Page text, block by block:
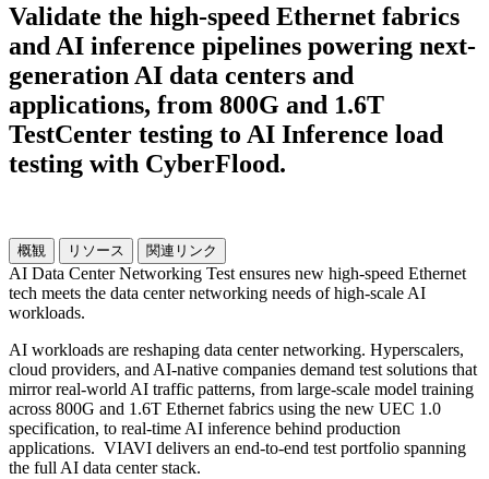
Validate the high-speed Ethernet fabrics
and AI inference pipelines powering next-
generation AI data centers and
applications, from 800G and 1.6T
TestCenter testing to AI Inference load
testing with CyberFlood.
概観 リソース 関連リンク
AI Data Center Networking Test ensures new high-speed Ethernet
tech meets the data center networking needs of high-scale AI
workloads.
AI workloads are reshaping data center networking. Hyperscalers,
cloud providers, and AI-native companies demand test solutions that
mirror real-world AI traffic patterns, from large-scale model training
across 800G and 1.6T Ethernet fabrics using the new UEC 1.0
specification, to real-time AI inference behind production
applications. VIAVI delivers an end-to-end test portfolio spanning
the full AI data center stack.